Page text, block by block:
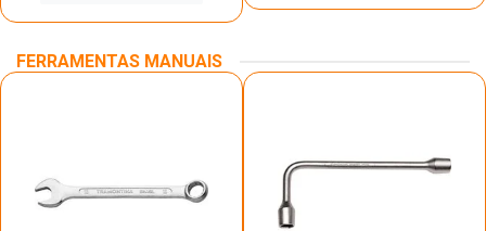
FERRAMENTAS MANUAIS